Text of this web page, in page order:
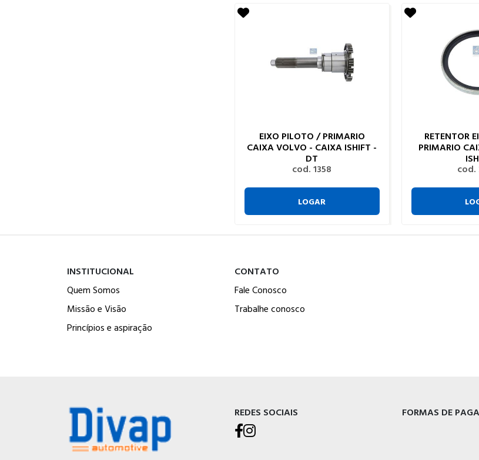
EIXO PILOTO / PRIMARIO
CAIXA VOLVO - CAIXA ISHIFT -
DT
cod. 1358
LOGAR
RETENTOR
PRIMARIO
cod.
INSTITUCIONAL
Quem Somos
Missão e Visão
Princípios e aspiração
CONTATO
Fale Conosco
Trabalhe conosco
REDES SOCIAIS FORMAS DE